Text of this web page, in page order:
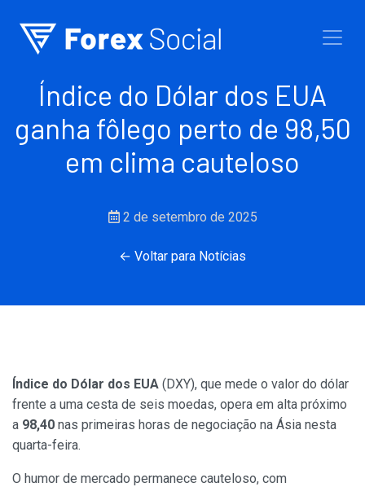
Índice do Dólar dos EUA
ganha fôlego perto de 98,50
em clima cauteloso
2 de setembro de 2025
← Voltar para Notícias
Índice do Dólar dos EUA (DXY), que mede o valor do dólar
frente a uma cesta de seis moedas, opera em alta próximo
a 98,40 nas primeiras horas de negociação na Ásia nesta
quarta-feira.
O humor de mercado permanece cauteloso, com